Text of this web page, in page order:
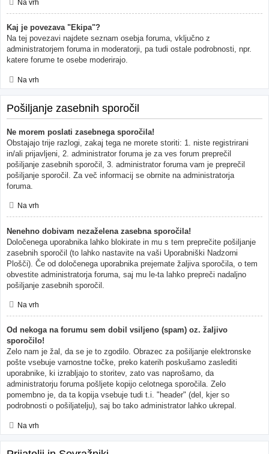
Na vrh
Kaj je povezava "Ekipa"?
Na tej povezavi najdete seznam osebja foruma, vključno z
administratorjem foruma in moderatorji, pa tudi ostale podrobnosti, npr.
katere forume te osebe moderirajo.
Na vrh
Pošiljanje zasebnih sporočil
Ne morem poslati zasebnega sporočila!
Obstajajo trije razlogi, zakaj tega ne morete storiti: 1. niste registrirani
in/ali prijavljeni, 2. administrator foruma je za ves forum preprečil
pošiljanje zasebnih sporočil, 3. administrator foruma vam je preprečil
pošiljanje sporočil. Za več informacij se obrnite na administratorja
foruma.
Na vrh
Nenehno dobivam nezaželena zasebna sporočila!
Določenega uporabnika lahko blokirate in mu s tem preprečite pošiljanje
zasebnih sporočil (to lahko nastavite na vaši Uporabniški Nadzorni
Plošči). Če od določenega uporabnika prejemate žaljiva sporočila, o tem
obvestite administratorja foruma, saj mu le-ta lahko prepreči nadaljno
pošiljanje zasebnih sporočil.
Na vrh
Od nekoga na forumu sem dobil vsiljeno (spam) oz. žaljivo
sporočilo!
Zelo nam je žal, da se je to zgodilo. Obrazec za pošiljanje elektronske
pošte vsebuje varnostne točke, preko katerih poskušamo zaslediti
uporabnike, ki izrabljajo to storitev, zato vas naprošamo, da
administratorju foruma pošljete kopijo celotnega sporočila. Zelo
pomembno je, da ta kopija vsebuje tudi t.i. "header" (del, kjer so
podrobnosti o pošiljatelju), saj bo tako administrator lahko ukrepal.
Na vrh